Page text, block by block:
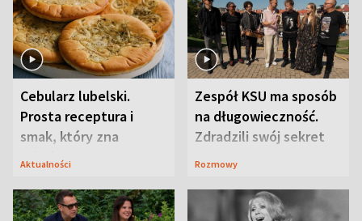
Cebularz lubelski.
Prosta receptura i
smak, który zna
Lubelszczyzna
Aktualności
Zespół KSU ma sposób
na długowieczność.
Zdradzili swój sekret
Rozmowy